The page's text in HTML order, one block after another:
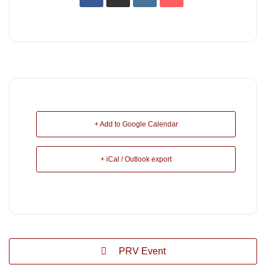
+ Add to Google Calendar
+ iCal / Outlook export
PRV Event